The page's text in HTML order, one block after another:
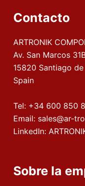
Contacto
ARTRONIK
Av. San Marcos
15820 Santiago
Spain
Tel: +34 600 850
Email: sales@ar-
LinkedIn:
Sobre la